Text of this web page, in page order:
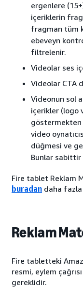
ergenlere
içeriklerin
fragman tüm
ebeveyn
filtrelenir.
Videolar ses
Videolar CTA
Videonun sol
içerikler (logo
göstermekten
video
düğmesi ve
Bunlar
Fire tablet Reklam
buradan daha
Reklam
Fire tabletteki
resmi, eylem
gereklidir.